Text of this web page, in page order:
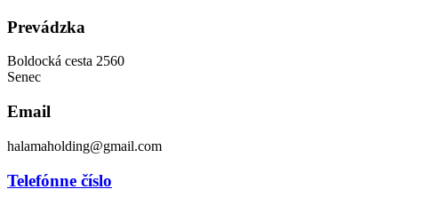
Prevádzka
Boldocká cesta 2560
Senec
Email
halamaholding@gmail.com
Telefónne číslo